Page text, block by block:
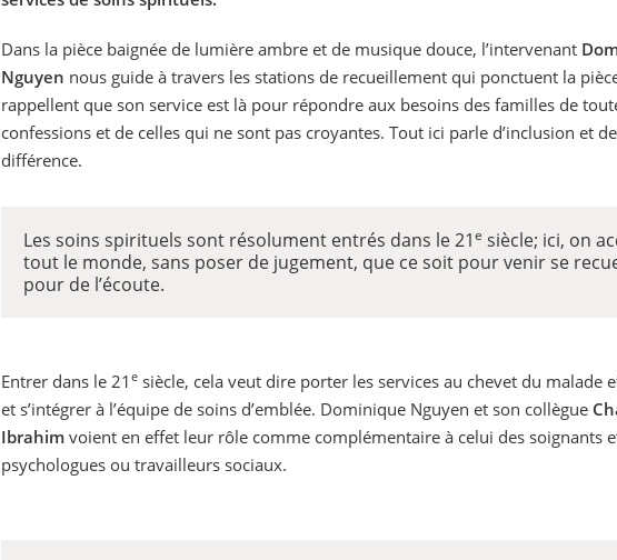
Dans la pièce baignée de lumière ambre et de musique douce, l’intervenant
Nguyen nous guide à travers les stations de recueillement qui ponctuent la
rappellent que son service est là pour répondre aux besoins des familles de
confessions et de celles qui ne sont pas croyantes. Tout ici parle d’inclusion et
différence.
Les soins spirituels sont résolument entrés dans le 21e siècle; ici, on
tout le monde, sans poser de jugement, que ce soit pour venir se
pour de l’écoute.
Entrer dans le 21 e siècle, cela veut dire porter les services au chevet du malade
et s’intégrer à l’équipe de soins d’emblée. Dominique Nguyen et son collègue
Ibrahim voient en effet leur rôle comme complémentaire à celui des soignants
psychologues ou travailleurs sociaux.